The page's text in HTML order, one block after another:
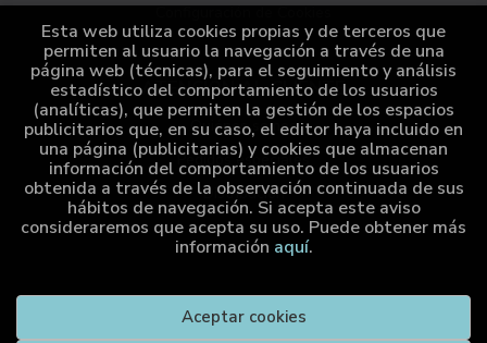
Configuración de Cookies
ATENCIÓN AL CLIENTE
Quiénes somos
Pedidos especiales
Distribución
Cumio Editora
. Todos los Derechos Reservados |
Grupo Trevenque
Esta web utiliza cookies propias y de terceros que
permiten al usuario la navegación a través de una
página web (técnicas), para el seguimiento y análisis
estadístico del comportamiento de los usuarios
(analíticas), que permiten la gestión de los espacios
publicitarios que, en su caso, el editor haya incluido en
una página (publicitarias) y cookies que almacenan
información del comportamiento de los usuarios
obtenida a través de la observación continuada de sus
hábitos de navegación. Si acepta este aviso
consideraremos que acepta su uso. Puede obtener más
información aquí.
Aceptar cookies